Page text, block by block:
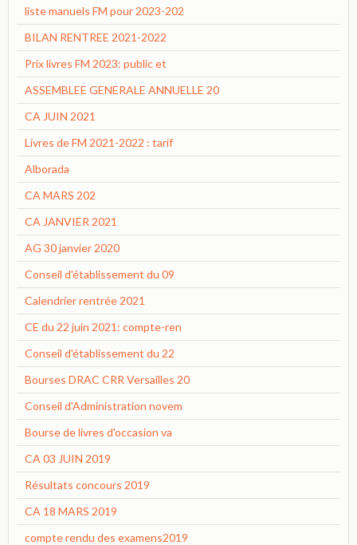
liste manuels FM pour 2023-202
BILAN RENTREE 2021-2022
Prix livres FM 2023: public et
ASSEMBLEE GENERALE ANNUELLE 20
CA JUIN 2021
Livres de FM 2021-2022 : tarif
Alborada
CA MARS 202
CA JANVIER 2021
AG 30 janvier 2020
Conseil d'établissement du 09
Calendrier rentrée 2021
CE du 22 juin 2021: compte-ren
Conseil d'établissement du 22
Bourses DRAC CRR Versailles 20
Conseil d'Administration novem
Bourse de livres d'occasion va
CA 03 JUIN 2019
Résultats concours 2019
CA 18 MARS 2019
compte rendu des examens2019